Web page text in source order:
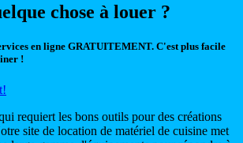
chose à louer ?
en ligne GRATUITEMENT. C'est plus facile
!
requiert les bons outils pour des créations
site de location de matériel de cuisine met